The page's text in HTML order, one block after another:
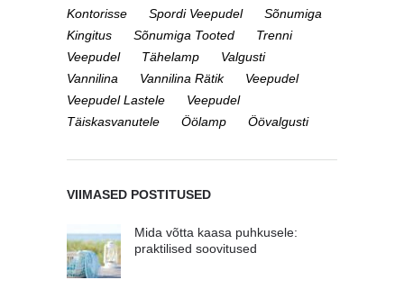
Kontorisse
Spordi Veepudel
Sõnumiga
Kingitus
Sõnumiga Tooted
Trenni
Veepudel
Tähelamp
Valgusti
Vannilina
Vannilina Rätik
Veepudel
Veepudel Lastele
Veepudel
Täiskasvanutele
Öölamp Öövalgusti
VIIMASED POSTITUSED
Mida võtta kaasa puhkusele:
praktilised soovitused